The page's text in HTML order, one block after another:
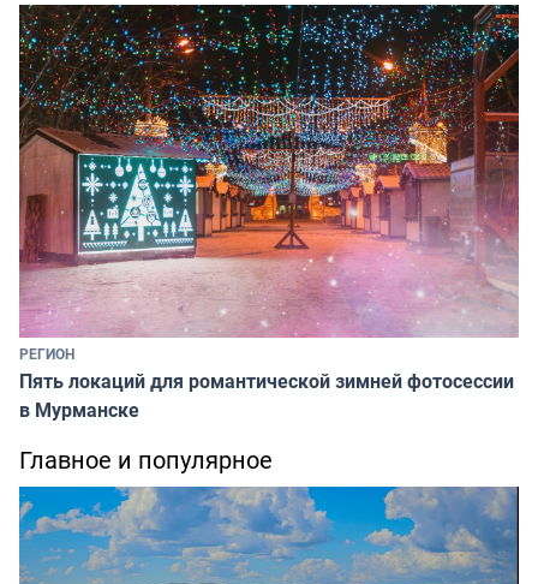
РЕГИОН
Пять локаций для романтической зимней фотосессии
в Мурманске
Главное и популярное